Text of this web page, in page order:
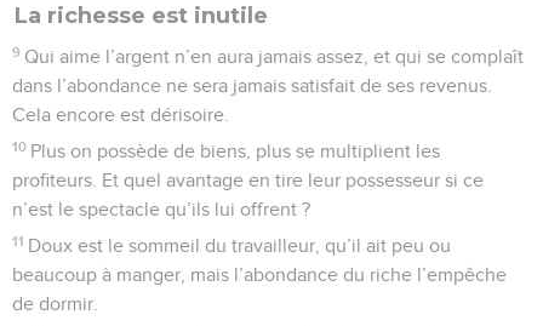
La richesse est inutile
9 Qui aime l’argent n’en aura jamais assez, et qui se complaît
dans l’abondance ne sera jamais satisfait de ses revenus.
Cela encore est dérisoire.
10 Plus on possède de biens, plus se multiplient les
profiteurs. Et quel avantage en tire leur possesseur si ce
n’est le spectacle qu’ils lui offrent ?
11 Doux est le sommeil du travailleur, qu’il ait peu ou
beaucoup à manger, mais l’abondance du riche l’empêche
de dormir.